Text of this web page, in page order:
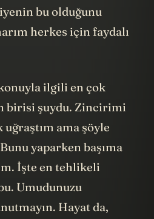
bu olduğunu
herkes için faydalı
ilgili en çok
birisi şuydu. Zincirimi
ama şöyle
yaparken başıma
İşte en tehlikeli
Umudunuzu
Hayat da,